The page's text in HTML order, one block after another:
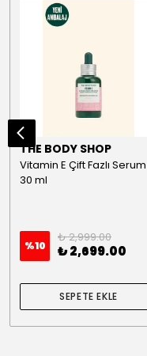
THE BODY SHOP
Vitamin E Çift Fazlı Serum
30 ml
%10
₺ 2,999.00
₺ 2,699.00
SEPETE EKLE